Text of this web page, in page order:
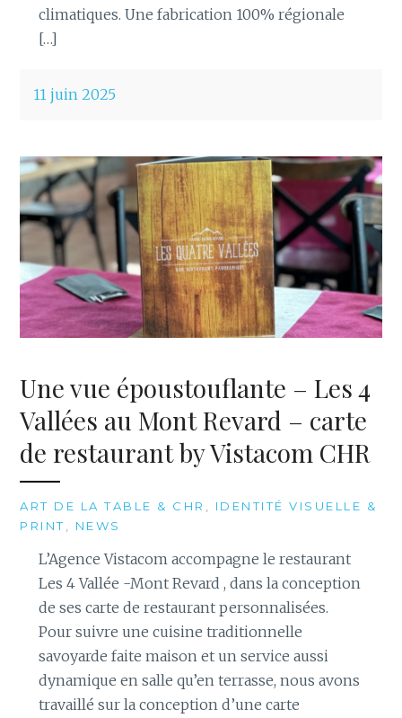
climatiques. Une fabrication 100% régionale
[…]
11 juin 2025
Une vue époustouflante – Les 4
Vallées au Mont Revard – carte
de restaurant by Vistacom CHR
ART DE LA TABLE & CHR
IDENTITÉ VISUELLE &
PRINT
NEWS
L’Agence Vistacom accompagne le restaurant
Les 4 Vallée -Mont Revard , dans la conception
de ses carte de restaurant personnalisées.
Pour suivre une cuisine traditionnelle
savoyarde faite maison et un service aussi
dynamique en salle qu’en terrasse, nous avons
travaillé sur la conception d’une carte